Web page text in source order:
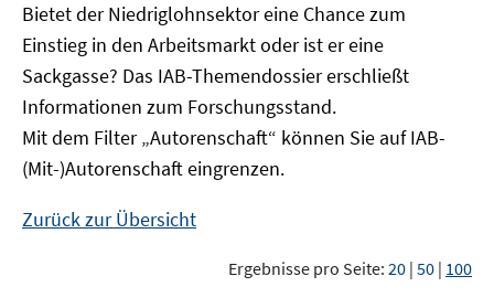
Bietet der Niedriglohnsektor eine Chance zum
Einstieg in den Arbeitsmarkt oder ist er eine
Sackgasse? Das IAB-Themendossier erschließt
Informationen zum Forschungsstand.
Mit dem Filter „Autorenschaft“ können Sie auf IAB-
(Mit-)Autorenschaft eingrenzen.
Zurück zur Übersicht
Ergebnisse pro Seite: 20 | 50 | 100